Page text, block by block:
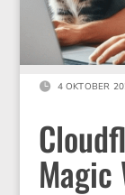
 4 OKTOBER
Magic